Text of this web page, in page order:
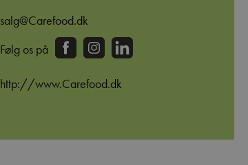
salg@Carefood.dk
Følg os på
http://www.Carefood.dk